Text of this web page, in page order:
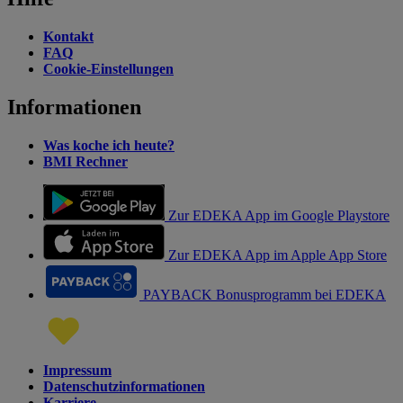
Kontakt
FAQ
Cookie-Einstellungen
Informationen
Was koche ich heute?
BMI Rechner
Zur EDEKA App im Google Playstore
Zur EDEKA App im Apple App Store
PAYBACK Bonusprogramm bei EDEKA
Impressum
Datenschutzinformationen